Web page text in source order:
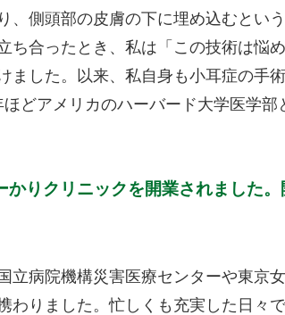
、側頭部の皮膚の下に埋め込むとい
ち合ったとき、私は「この技術は悩
ました。以来、私自身も小耳症の手
ほどアメリカのハーバード大学医学
かりクリニックを開業されました
立病院機構災害医療センターや東京
わりました。忙しくも充実した日々